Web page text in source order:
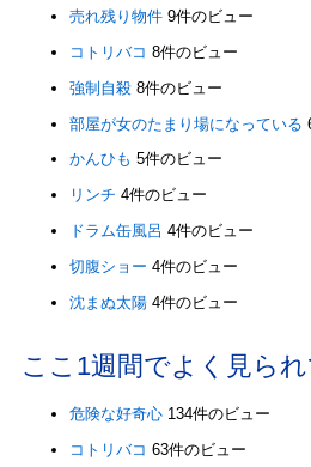
売れ残り物件 9件のビュー
コトリバコ 8件のビュー
強制自殺 8件のビュー
部屋が女のたまり場になっている
かんひも 5件のビュー
リンチ 4件のビュー
ドラム缶風呂 4件のビュー
切腹ショー 4件のビュー
沈まぬ太陽 4件のビュー
ここ1週間でよく見ら
危険な好奇心 134件のビュー
コトリバコ 63件のビュー